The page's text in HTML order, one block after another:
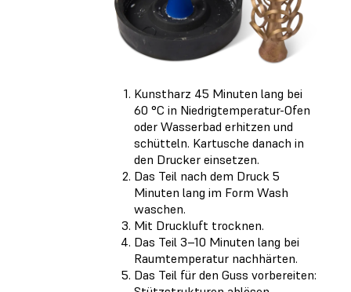
Kunstharz 45 Minuten lang bei
60 °C in Niedrigtemperatur-Ofen
oder Wasserbad erhitzen und
schütteln. Kartusche danach in
den Drucker einsetzen.
Das Teil nach dem Druck 5
Minuten lang im Form Wash
waschen.
Mit Druckluft trocknen.
Das Teil 3–10 Minuten lang bei
Raumtemperatur nachhärten.
Das Teil für den Guss vorbereiten: